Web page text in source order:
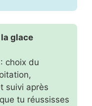
glace
choix du
suivi après
tu réussisses